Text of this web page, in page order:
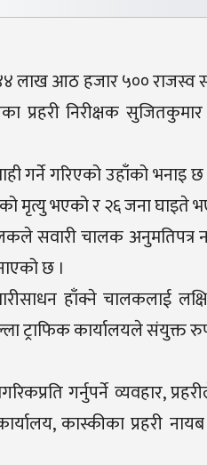
लाख आठ हजार ५००
प्रहरी निरीक्षक
गर्ने गरिएको उहाँको भनाइ
मृत्यु भएको र २६ जना घाइते
सवारी चालक
छ ।
हाँक्ने चालकलाई
ट्राफिक कार्यालयले संयुक्त
गर्नुपर्ने व्यवहार,
कास्कीका प्रहरी